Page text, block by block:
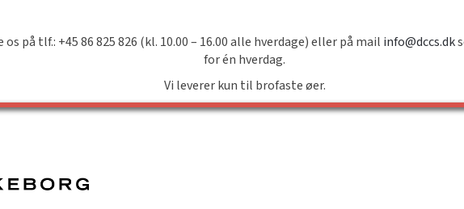
på tlf.: +45 86 825 826 (kl. 10.00 – 16.00 alle hverdage) eller på mail info@dccs.dk
for én hverdag.
Vi leverer kun til brofaste øer.